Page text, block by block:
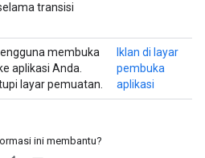
transisi
membuka
aplikasi Anda.
layar pemuatan.
Iklan di layar
pembuka
aplikasi
ini membantu?